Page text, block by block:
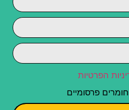
הפרטיות
פרסומיים